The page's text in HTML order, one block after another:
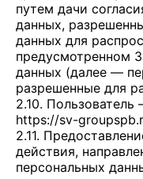
путем дачи
данных,
данных для
предусмотренном
данных (далее —
разрешенные для
2.10.
https://sv-
2.11.
действия,
персональных